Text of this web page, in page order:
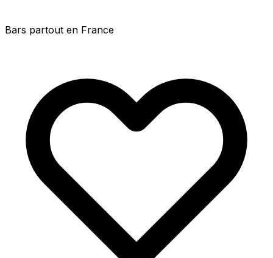
Bars partout en France